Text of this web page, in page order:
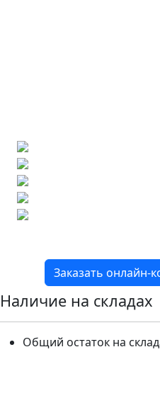
Заказать онлайн-
Наличие на складах
Общий остаток на